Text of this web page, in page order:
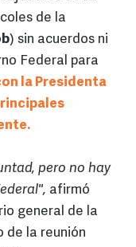
de la
) sin acuerdos ni
Federal para
la Presidenta
pero no hay
afirmó
general de la
de la reunión